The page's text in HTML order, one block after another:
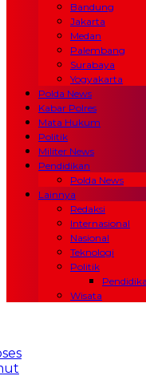
Bandung
Jakarta
Medan
Palembang
Surabaya
Yogyakarta
Polda News
Kabar Polres
Mata Hukum
Politik
Militer News
Pendidikan
Polda News
Lainnya
Redaksi
Internasional
Nasional
Teknologi
Politik
Wisata
3T
Wartawan